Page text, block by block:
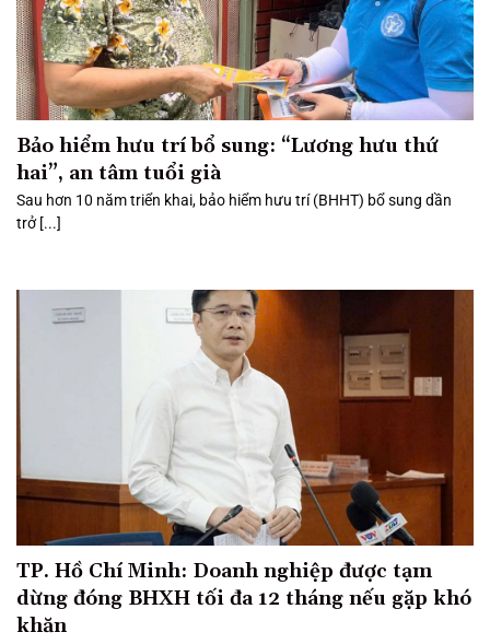
Bảo hiểm hưu trí bổ sung: “Lương hưu thứ
hai”, an tâm tuổi già
Sau hơn 10 năm triển khai, bảo hiểm hưu trí (BHHT) bổ sung dần
trở [...]
TP. Hồ Chí Minh: Doanh nghiệp được tạm
dừng đóng BHXH tối đa 12 tháng nếu gặp khó
khăn